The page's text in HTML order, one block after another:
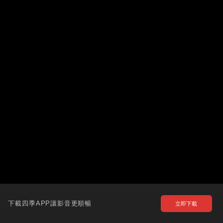
下載四季APP讓影音更順暢 立即下載